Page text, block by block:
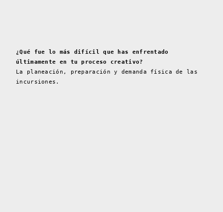
¿Qué fue lo más difícil que has enfrentado
últimamente en tu proceso creativo?
La planeación, preparación y demanda física de las
incursiones.